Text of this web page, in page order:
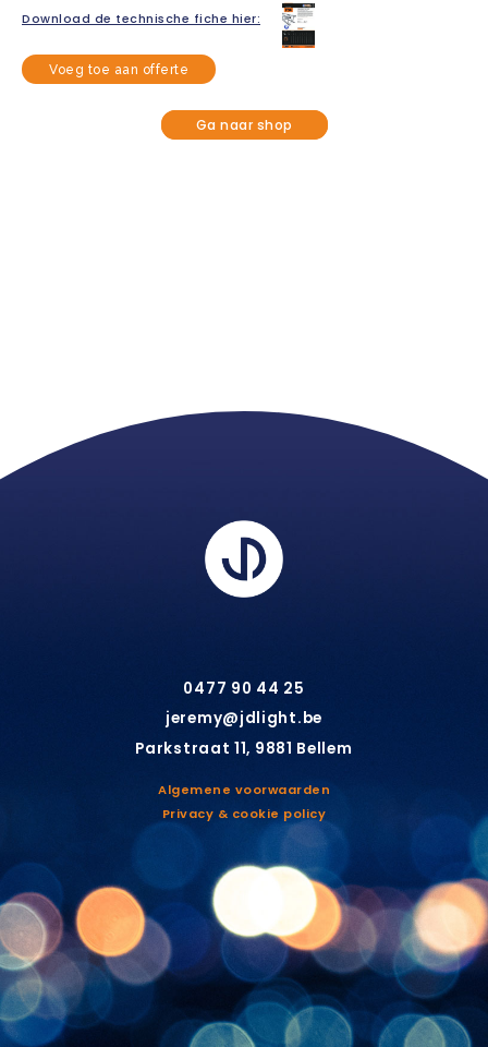
Download de technische fiche hier:
Voeg toe aan offerte
Ga naar shop
0477 90 44 25
jeremy@jdlight.be
Parkstraat 11, 9881 Bellem
Algemene voorwaarden
Privacy & cookie policy